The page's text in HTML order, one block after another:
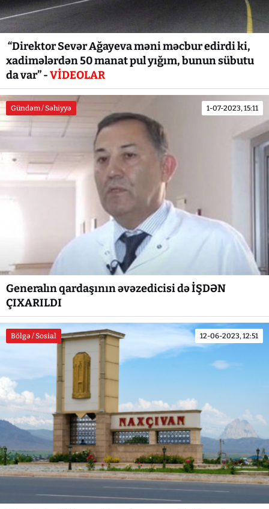
“Direktor Sevər Ağayeva məni məcbur edirdi ki,
xadimələrdən 50 manat pul yığım, bunun sübutu
da var” -VİDEOLAR
Gündəm / Səhiyyə 1-07-2023, 15:11
Generalın qardaşının əvəzedicisi də İŞDƏN
ÇIXARILDI
Bölgə / Sosial 12-06-2023, 12:51